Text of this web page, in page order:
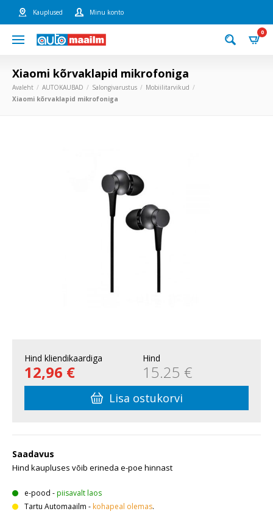
Kauplused Minu konto
0
Xiaomi kõrvaklapid mikrofoniga
Avaleht AUTOKAUBAD Salongivarustus
Mobiilitarvikud
Xiaomi kõrvaklapid mikrofoniga
Hind kliendikaardiga
12,96 €
Hind
15.25 €
Lisa ostukorvi
Saadavus
Hind kaupluses võib erineda e-poe hinnast
e-pood -piisavalt laos
Tartu Automaailm - kohapeal olemas.